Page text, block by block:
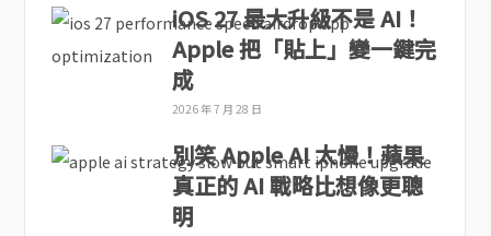
iOS 27 最大升級不是 AI！
Apple 把「貼上」變一鍵完
成
2026 年 7 月 28 日
別笑 Apple AI 太慢！蘋果
真正的 AI 戰略比想像更聰
明